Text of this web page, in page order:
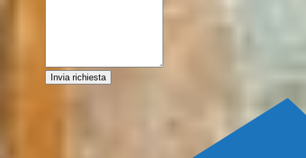
Invia richiesta